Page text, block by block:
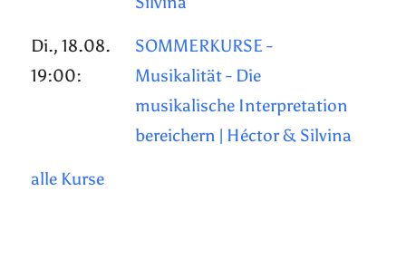
Di., 18.08.
19:00:
SOMMERKURSE -
Musikalität - Die
musikalische Interpretation
bereichern | Héctor & Silvina
alle Kurse